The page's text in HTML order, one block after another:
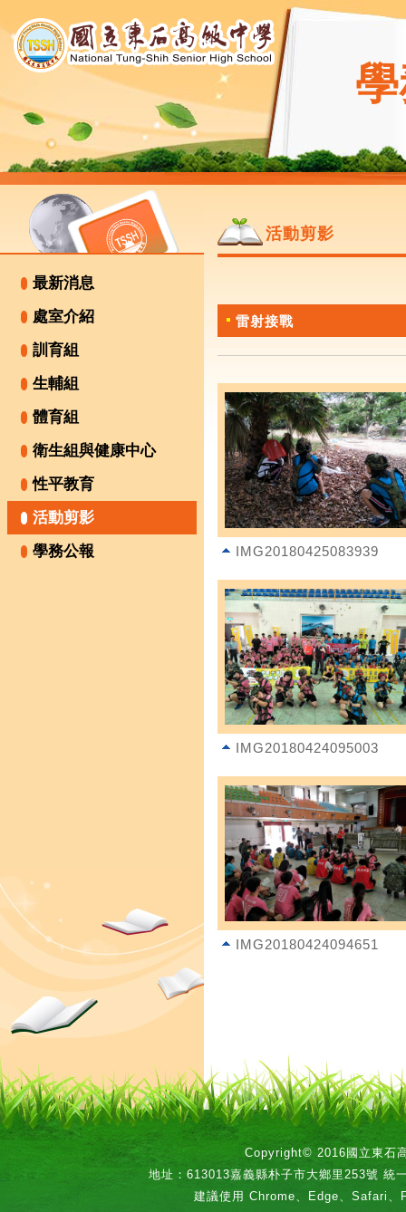
最新消息
處室介紹
訓育組
生輔組
體育組
衛生組與健康中心
性平教育
活動剪影
學務公報
活動剪影
雷射接戰
IMG20180425083939
IMG20180424095003
IMG20180424094651
Copyright© 2016國立東石
地址：613013嘉義縣朴子市大鄉里253號 統
建議使用 Chrome、Edge、Safari